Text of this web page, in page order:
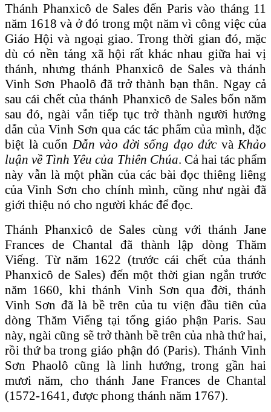
Thánh Phanxicô de Sales đến Paris vào tháng 11
năm 1618 và ở đó trong một năm vì công việc của
Giáo Hội và ngoại giao. Trong thời gian đó, mặc
dù có nền tảng xã hội rất khác nhau giữa hai vị
thánh, nhưng thánh Phanxicô de Sales và thánh
Vinh Sơn Phaolô đã trở thành bạn thân. Ngay cả
sau cái chết của thánh Phanxicô de Sales bốn năm
sau đó, ngài vẫn tiếp tục trở thành người hướng
dẫn của Vinh Sơn qua các tác phẩm của mình, đặc
biệt là cuốnDẫn vào đời sống đạo đức vàKhảo
luận về Tình Yêu của Thiên Chúa. Cả hai tác phẩm
này vẫn là một phần của các bài đọc thiêng liêng
của Vinh Sơn cho chính mình, cũng như ngài đã
giới thiệu nó cho người khác để đọc.
Thánh Phanxicô de Sales cùng với thánh Jane
Frances de Chantal đã thành lập dòng Thăm
Viếng. Từ năm 1622 (trước cái chết của thánh
Phanxicô de Sales) đến một thời gian ngắn trước
năm 1660, khi thánh Vinh Sơn qua đời, thánh
Vinh Sơn đã là bề trên của tu viện đầu tiên của
dòng Thăm Viếng tại tổng giáo phận Paris. Sau
này, ngài cũng sẽ trở thành bề trên của nhà thứ hai,
rồi thứ ba trong giáo phận đó (Paris). Thánh Vinh
Sơn Phaolô cũng là linh hướng, trong gần hai
mươi năm, cho thánh Jane Frances de Chantal
(1572-1641, được phong thánh năm 1767).